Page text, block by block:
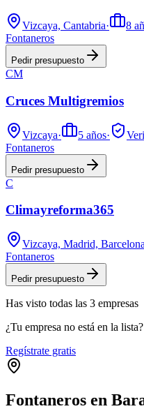
Vizcaya, Cantabria· 8
Fontaneros
Pedir presupuesto
CM
Cruces Multigremios
Vizcaya· 5 años·
Fontaneros
Pedir presupuesto
C
Climayreforma365
Vizcaya, Madrid, Barcelona
Fontaneros
Pedir presupuesto
Has visto todas las 3 empresas
¿Tu empresa no está en la lista?
Regístrate gratis
Fontaneros en